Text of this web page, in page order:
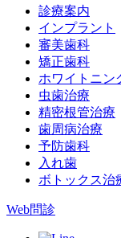
診療案内
インプラント
審美歯科
矯正歯科
ホワイトニン
虫歯治療
精密根管治療
歯周病治療
予防歯科
入れ歯
ボトックス治
Web問診